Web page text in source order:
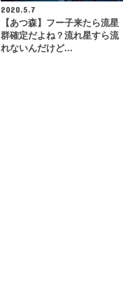
2020.5.7
【あつ森】フー子来たら流星
群確定だよね？流れ星すら流
れないんだけど...